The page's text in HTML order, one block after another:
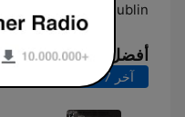
Dublin:
أفضل الأغاني
آخر 7 أيام